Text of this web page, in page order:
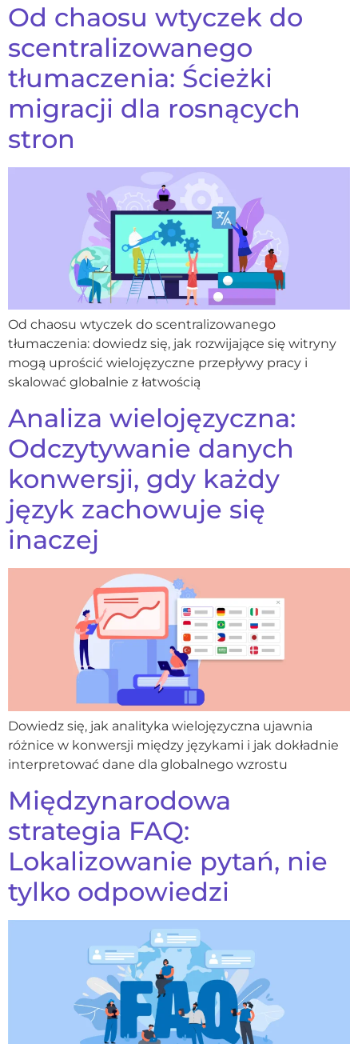
Od chaosu wtyczek do
scentralizowanego
tłumaczenia: Ścieżki
migracji dla rosnących
stron
Od chaosu wtyczek do scentralizowanego
tłumaczenia: dowiedz się, jak rozwijające się witryny
mogą uprościć wielojęzyczne przepływy pracy i
skalować globalnie z łatwością
Analiza wielojęzyczna:
Odczytywanie danych
konwersji, gdy każdy
język zachowuje się
inaczej
Dowiedz się, jak analityka wielojęzyczna ujawnia
różnice w konwersji między językami i jak dokładnie
interpretować dane dla globalnego wzrostu
Międzynarodowa
strategia FAQ:
Lokalizowanie pytań, nie
tylko odpowiedzi